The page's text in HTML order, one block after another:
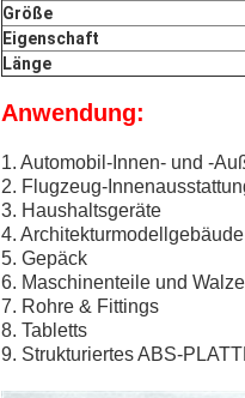
Größe
Eigenschaft
Länge
Anwendung:
1. Automobil-Innen- und -
2. Flugzeug-
3. Haushaltsgeräte
4.
5. Gepäck
6. Maschinenteile und
7. Rohre & Fittings
8. Tabletts
9. Strukturiertes ABS-